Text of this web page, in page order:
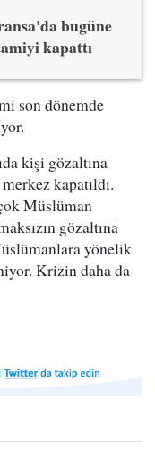
bugüne
kapattı
son dönemde
kişi gözaltına
kapatıldı.
Müslüman
gözaltına
yönelik
Krizin daha da